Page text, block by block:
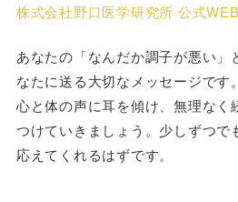
株式会社野口医学研究所 公式
あなたの「なんだか調子が悪い」
なたに送る大切なメッセージです
心と体の声に耳を傾け、無理なく
つけていきましょう。少しずつで
応えてくれるはずです。